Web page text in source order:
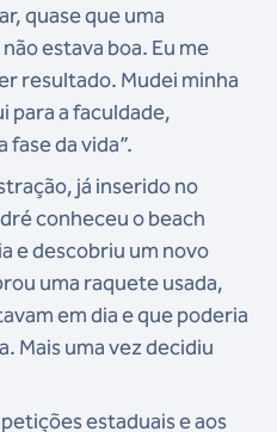
quase que uma
estava boa. Eu me
resultado. Mudei minha
para a faculdade,
da vida”.
já inserido no
conheceu o beach
e descobriu um novo
uma raquete usada,
em dia e que poderia
Mais uma vez decidiu
estaduais e aos